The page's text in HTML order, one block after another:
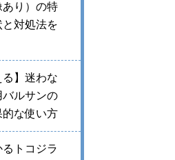
り）の特
対処法を
る】迷わな
バルサンの
な使い方
トコジラ